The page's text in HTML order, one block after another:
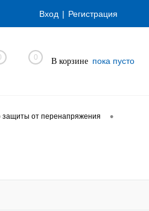
Вход Регистрация
0 В корзине пока пусто
защиты от перенапряжения •